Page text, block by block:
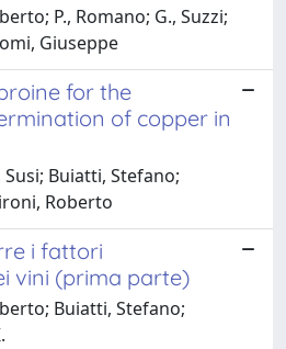
P., Romano; G., Suzzi;
Giuseppe
for the
of copper in
Buiatti, Stefano;
Roberto
i fattori
vini (prima parte)
Buiatti, Stefano;